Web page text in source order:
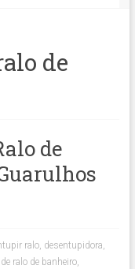
de
de
ralo, desentupidora,
ralo de banheiro,